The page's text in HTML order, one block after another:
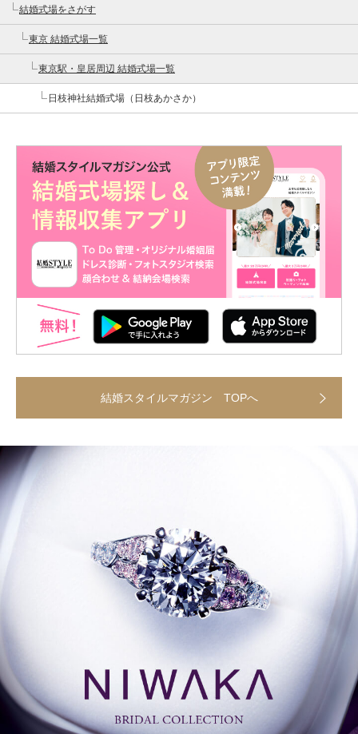
結婚式場をさがす
東京 結婚式場一覧
東京駅・皇居周辺 結婚式場一覧
日枝神社結婚式場（日枝あかさか）
結婚スタイルマガジン TOPへ